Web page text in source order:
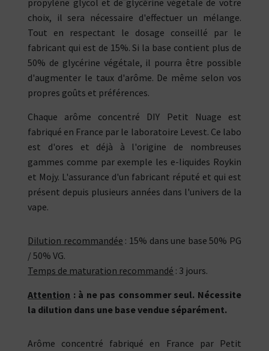
choix, il sera nécessaire d'effectuer un mélange.
Tout en respectant le dosage conseillé par le
fabricant qui est de 15%. Si la base contient plus de
50% de glycérine végétale, il pourra être possible
d'augmenter le taux d'arôme. De même selon vos
propres goûts et préférences.
Chaque arôme concentré DIY Petit Nuage est
fabriqué en France par le laboratoire Levest. Ce labo
est d'ores et déjà à l'origine de nombreuses
gammes comme par exemple les e-liquides Roykin
et Mojy. L'assurance d'un fabricant réputé et qui est
présent depuis plusieurs années dans l'univers de la
vape.
Dilution recommandée : 15% dans une base 50% PG
/ 50% VG.
Temps de maturation recommandé : 3 jours.
Attention : à ne pas consommer seul. Nécessite
la dilution dans une base vendue séparément.
Arôme concentré fabriqué en France par Petit